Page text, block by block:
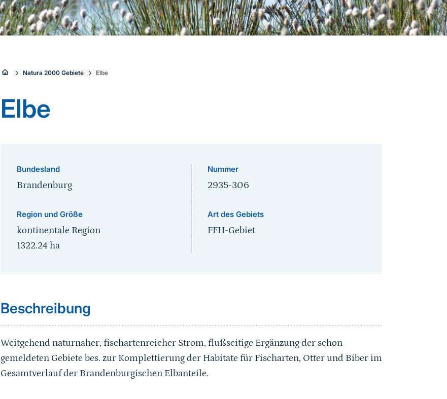
Sie
sind
hier:
Natura 2000 Gebiete Elbe
Elbe
Bundesland
Brandenburg
Region und Größe
kontinentale Region
1322.24 ha
Nummer
2935-306
Art des Gebiets
FFH-Gebiet
Beschreibung
Weitgehend naturnaher, fischartenreicher Strom, flußseitige Ergänzung der schon
gemeldeten Gebiete bes. zur Komplettierung der Habitate für Fischarten, Otter und Biber im
Gesamtverlauf der Brandenburgischen Elbanteile.
Sprungmarke